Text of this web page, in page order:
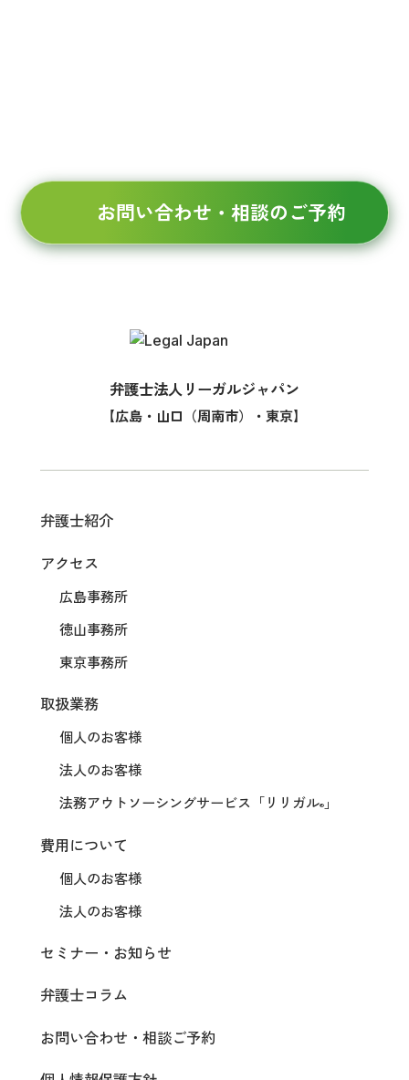
お問い合わせ・相談のご予約
弁護士法人リーガルジャパン
【広島・山口（周南市）・東京】
弁護士紹介
アクセス
広島事務所
徳山事務所
東京事務所
取扱業務
個人のお客様
法人のお客様
法務アウトソーシングサービス 「リリガル® 」
費用について
個人のお客様
法人のお客様
セミナー・お知らせ
弁護士コラム
お問い合わせ・相談ご予約